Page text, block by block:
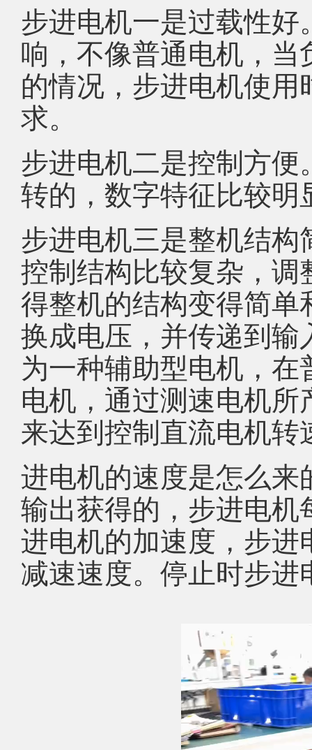
步进电机一是过载性
响，不像普通电机，
的情况，步进电机使
求。
步进电机二是控制方便
转的，数字特征比较明
步进电机三是整机结
控制结构比较复杂，
得整机的结构变得简
换成电压，并传递到
为一种辅助型电机，
电机，通过测速电机
来达到控制直流电机转
进电机的速度是怎么
输出获得的，步进电
进电机的加速度，步
减速速度。停止时步